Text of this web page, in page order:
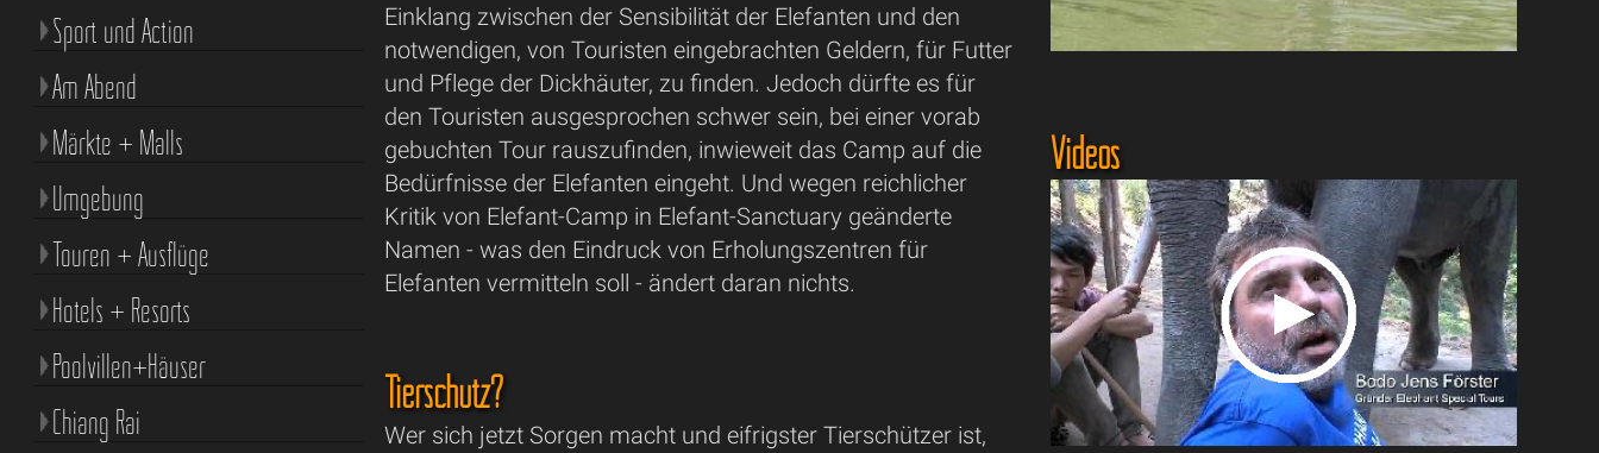
Videos
Einklang zwischen der Sensibilität der Elefanten und den
notwendigen, von Touristen eingebrachten Geldern, für Futter
und Pflege der Dickhäuter, zu finden. Jedoch dürfte es für
den Touristen ausgesprochen schwer sein, bei einer vorab
gebuchten Tour rauszufinden, inwieweit das Camp auf die
Bedürfnisse der Elefanten eingeht. Und wegen reichlicher
Kritik von Elefant-Camp in Elefant-Sanctuary geänderte
Namen - was den Eindruck von Erholungszentren für
Elefanten vermitteln soll - ändert daran nichts.
Tierschutz?
Wer sich jetzt Sorgen macht und eifrigster Tierschützer ist,
Sport und Action
Am Abend
Märkte + Malls
Umgebung
Touren + Ausflüge
Hotels + Resorts
Poolvillen+Häuser
Chiang Rai